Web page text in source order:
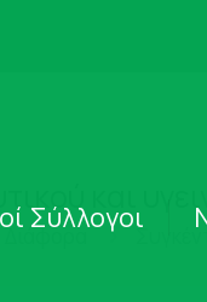
Σύλλογοι
και
Διάφορα